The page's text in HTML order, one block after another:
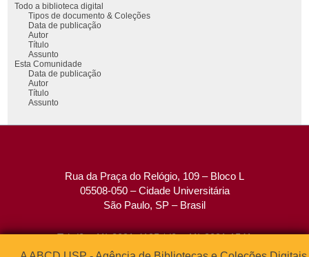
Todo a biblioteca digital
Tipos de documento & Coleções
Data de publicação
Autor
Título
Assunto
Esta Comunidade
Data de publicação
Autor
Título
Assunto
Rua da Praça do Relógio, 109 – Bloco L
05508-050 – Cidade Universitária
São Paulo, SP – Brasil
Tel: (0xx11) 3091-4195 / (0xx11) 3091-1541
Fax: (0xx11) 3091-1567